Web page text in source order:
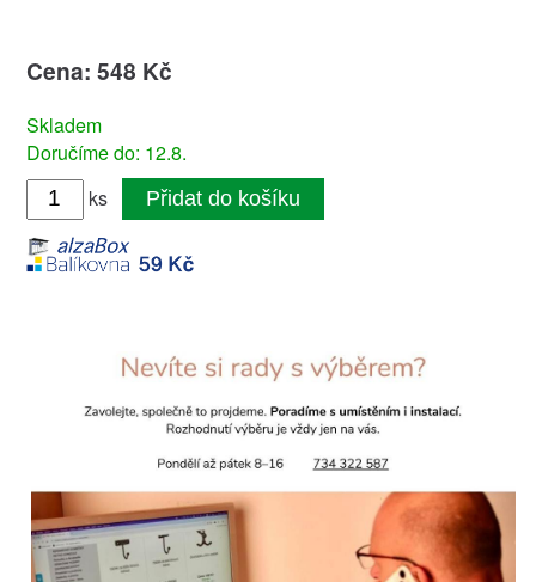
Cena: 548 Kč
Skladem
Doručíme do: 12.8.
ks
Přidat do košíku